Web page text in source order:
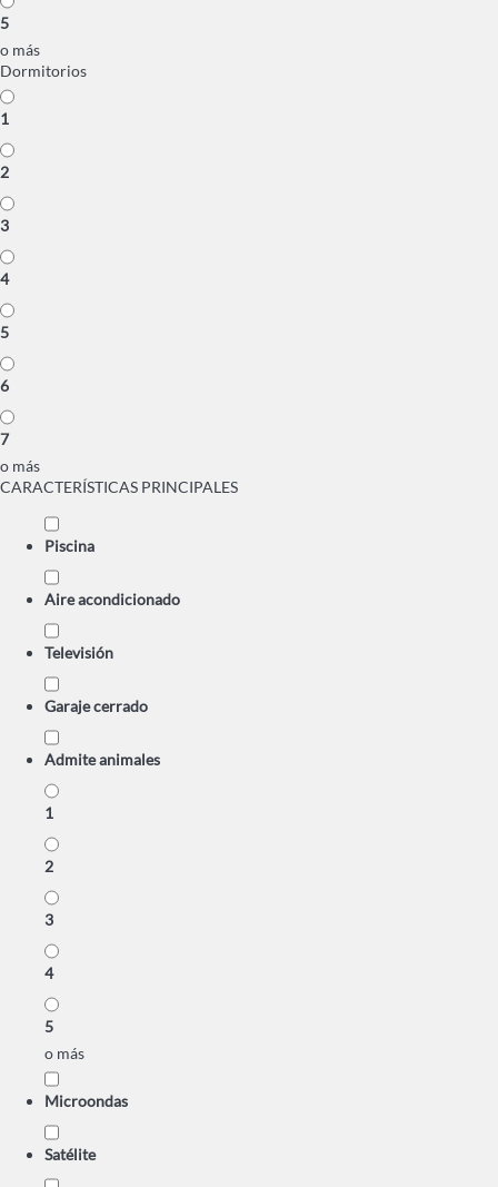
5
o más
Dormitorios
1
2
3
4
5
6
7
o más
CARACTERÍSTICAS PRINCIPALES
Piscina
Aire acondicionado
Televisión
Garaje cerrado
Admite animales
1
2
3
4
5
o más
Microondas
Satélite